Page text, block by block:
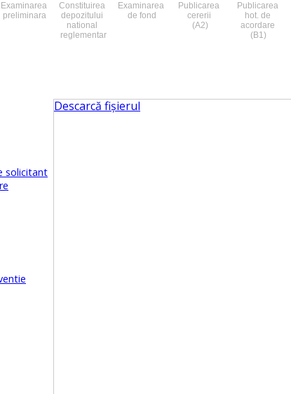
Examinarea
preliminara
Constituirea
depozitului
national
reglementar
Examinarea
de fond
Publicarea
cererii
(A2)
Publicarea
hot. de
acordare
(B1)
solicitant
Descarcă fișierul